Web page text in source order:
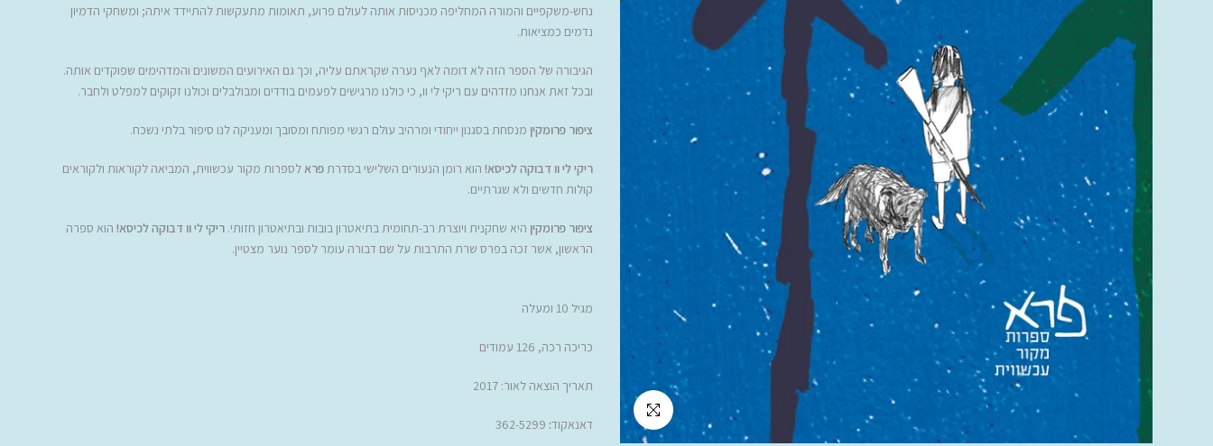
לחץ להגדלה
נחש-משקפיים והמורה המחליפה מכניסות אותה לעולם פרוע, תאומות מתעקשות להתיידד איתה; ומשחקי הדמיון
נדמים כמציאות.
הגיבורה של הספר הזה לא דומה לאף נערה שקראתם עליה, וכך גם האירועים המשונים והמדהימים שפוקדים אותה.
ובכל זאת אנחנו מזדהים עם ריקי לי וו, כי כולנו מרגישים לפעמים בודדים ומבולבלים וכולנו זקוקים למפלט ולחבר.
ציפור פרומקין מנסחת בסגנון ייחודי ומרהיב עולם רגשי מפותח ומסובך ומעניקה לנו סיפור בלתי נשכח.
ריקי לי וו דבוקה לכיסא! הוא רומן הנעורים השלישי בסדרתפראלספרות מקור עכשווית, המביאה לקוראות ולקוראים
קולות חדשים ולא שגרתיים.
ציפור פרומקין היא שחקנית ויוצרת רב-תחומית בתיאטרון בובות ובתיאטרון חזותי. ריקי לי וו דבוקה לכיסא! הוא ספרה
הראשון, אשר זכה בפרס שרת התרבות על שם דבורה עומר לספר נוער מצטיין.
מגיל 10 ומעלה
כריכה רכה, 126 עמודים
תאריך הוצאה לאור: 2017
דאנאקוד:
362-5299